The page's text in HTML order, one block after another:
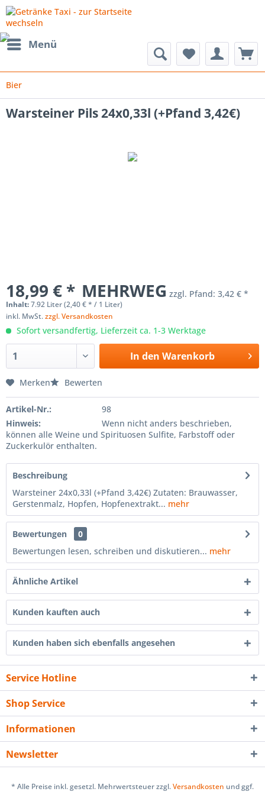
Menü
Bier
Warsteiner Pils 24x0,33l (+Pfand 3,42€)
18,99 € * MEHRWEG zzgl. Pfand: 3,42 € *
Inhalt:7.92 Liter (2,40 € * / 1 Liter)
inkl. MwSt.zzgl. Versandkosten
Sofort versandfertig, Lieferzeit ca. 1-3 Werktage
In den Warenkorb
Merken Bewerten
Artikel-Nr.:
98
Hinweis:
Wenn nicht anders beschrieben,
können alle Weine und Spirituosen Sulfite, Farbstoff oder
Zuckerkulör enthalten.
Beschreibung
Warsteiner 24x0,33l (+Pfand 3,42€) Zutaten: Brauwasser,
Gerstenmalz, Hopfen, Hopfenextrakt... mehr
Bewertungen
0
Bewertungen lesen, schreiben und diskutieren... mehr
Ähnliche Artikel
Kunden kauften auch
Kunden haben sich ebenfalls angesehen
Service Hotline
Shop Service
Informationen
Newsletter
* Alle Preise inkl. gesetzl. Mehrwertsteuer zzgl.Versandkosten und ggf.